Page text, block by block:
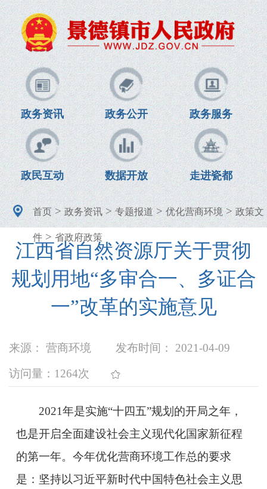
政务资讯 政务公开 政务服务
政民互动 数据开放 走进瓷都
首页>政务资讯>专题报道>优化营商环境>政策文
件> 省政府政策
江西省自然资源厅关于贯彻
规划用地“多审合一、多证合
一”改革的实施意见
来源： 营商环境 发布时间： 2021-04-09
访问量： 1264次
2021年是实施“十四五”规划的开局之年，
也是开启全面建设社会主义现代化国家新征程
的第一年。今年优化营商环境工作总的要求
是：坚持以习近平新时代中国特色社会主义思